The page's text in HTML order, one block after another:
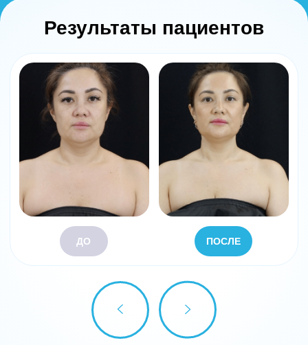
атласе и кадавр материале
диссекцией области в которой работаем
Наглядная демонстрация анатомических
ловушек, куда категорически нельзя вводить
БТА тип А
Алгоритм безопасной практики - как
избежать осложнений в практике
Осложнения: слабость в верхних конечностях,
болевой синдром после процедуры, тяжесть при
Анатомически безопасная разметка
Разбор БТА тип А в практике,
которые дают результат
Какие ботулотоксины тип А безопасно
применять в данной методике
получения эффекта у пациента
Эффективные и безопасные дозировки БТА тип А
для достижения клинического эффекта
Этапы докоррекции: через какой интервал важно